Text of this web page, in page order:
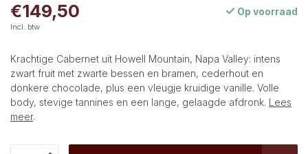
€149,50
Incl. btw
Op voorraad
Krachtige Cabernet uit Howell Mountain, Napa Valley: intens
zwart fruit met zwarte bessen en bramen, cederhout en
donkere chocolade, plus een vleugje kruidige vanille. Volle
body, stevige tannines en een lange, gelaagde afdronk. Lees
meer.